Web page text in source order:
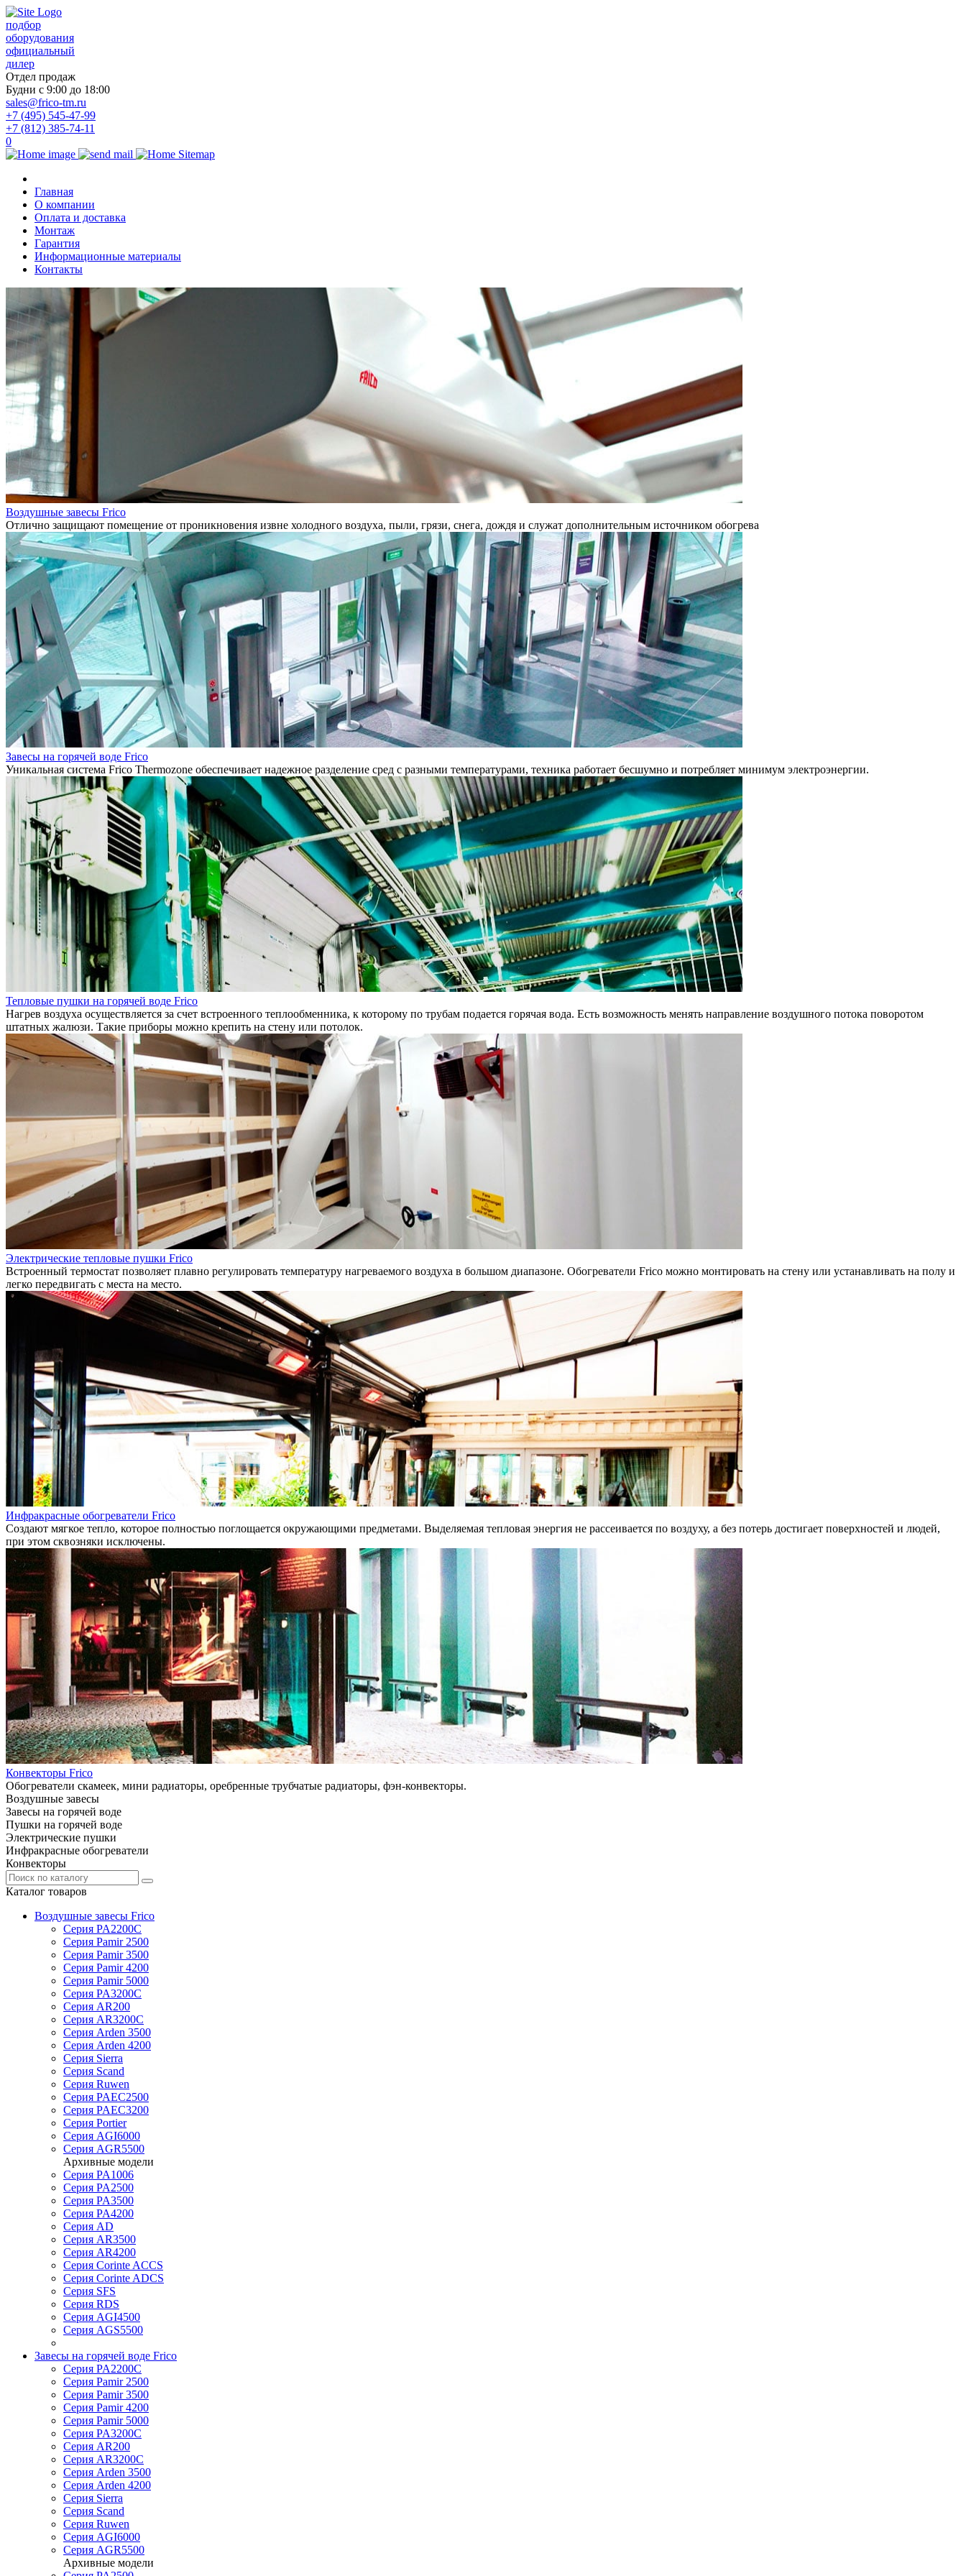
подбор
оборудования
официальный
дилер
Отдел продаж
Будни с 9:00 до 18:00
sales@frico-tm.ru
+7 (495) 545-47-99
+7 (812) 385-74-11
0
Главная
О компании
Оплата и доставка
Монтаж
Гарантия
Информационные материалы
Контакты
Воздушные завесы Frico
Отлично защищают помещение от проникновения извне холодного воздуха, пыли, грязи, снега, дождя и служат дополнительным источником обогрева
Завесы на горячей воде Frico
Уникальная система Frico Thermozone обеспечивает надежное разделение сред с разными температурами, техника работает бесшумно и потребляет минимум электроэнергии.
Тепловые пушки на горячей воде Frico
Нагрев воздуха осуществляется за счет встроенного теплообменника, к которому по трубам подается горячая вода. Есть возможность менять направление воздушного потока поворотом
штатных жалюзи. Такие приборы можно крепить на стену или потолок.
Электрические тепловые пушки Frico
Встроенный термостат позволяет плавно регулировать температуру нагреваемого воздуха в большом диапазоне. Обогреватели Frico можно монтировать на стену или устанавливать на полу и
легко передвигать с места на место.
Инфракрасные обогреватели Frico
Создают мягкое тепло, которое полностью поглощается окружающими предметами. Выделяемая тепловая энергия не рассеивается по воздуху, а без потерь достигает поверхностей и людей,
при этом сквозняки исключены.
Конвекторы Frico
Обогреватели скамеек, мини радиаторы, оребренные трубчатые радиаторы, фэн-конвекторы.
Воздушные завесы
Завесы на горячей воде
Пушки на горячей воде
Электрические пушки
Инфракрасные обогреватели
Конвекторы
Каталог товаров
Воздушные завесы Frico
Серия PA2200C
Серия Pamir 2500
Серия Pamir 3500
Серия Pamir 4200
Серия Pamir 5000
Серия PA3200C
Серия AR200
Серия AR3200C
Серия Arden 3500
Серия Arden 4200
Серия Sierra
Серия Scand
Серия Ruwen
Серия PAEC2500
Серия PAEC3200
Серия Portier
Серия AGI6000
Серия AGR5500
Архивные модели
Серия PA1006
Серия PA2500
Серия PA3500
Серия PA4200
Серия AD
Серия AR3500
Серия AR4200
Серия Corinte ACCS
Серия Corinte ADCS
Серия SFS
Серия RDS
Серия AGI4500
Серия AGS5500
Завесы на горячей воде Frico
Серия PA2200C
Серия Pamir 2500
Серия Pamir 3500
Серия Pamir 4200
Серия Pamir 5000
Серия PA3200C
Серия AR200
Серия AR3200C
Серия Arden 3500
Серия Arden 4200
Серия Sierra
Серия Scand
Серия Ruwen
Серия AGI6000
Серия AGR5500
Архивные модели